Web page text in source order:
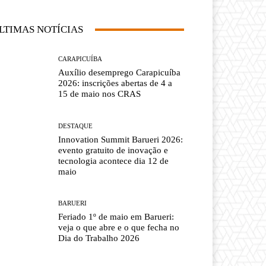
NOTÍCIAS
CARAPICUÍBA
Auxílio desemprego Carapicuíba
2026: inscrições abertas de 4 a
15 de maio nos CRAS
DESTAQUE
Innovation Summit Barueri 2026:
evento gratuito de inovação e
tecnologia acontece dia 12 de
maio
BARUERI
Feriado 1º de maio em Barueri:
veja o que abre e o que fecha no
Dia do Trabalho 2026